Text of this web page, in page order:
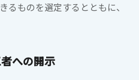
るものを選定するとともに、
への開示